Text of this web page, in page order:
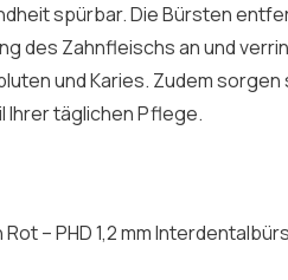
spürbar. Die Bürsten
des Zahnfleischs an und
und Karies. Zudem
Ihrer täglichen Pflege.
– PHD 1,2 mm